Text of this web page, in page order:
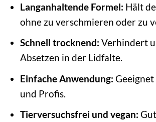
Langanhaltende Formel: Hält
ohne zu verschmieren oder zu
Schnell trocknend: Verhindert
Absetzen in der Lidfalte.
Einfache Anwendung:
und Profis.
Tierversuchsfrei und vegan: